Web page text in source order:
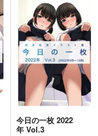
黒白のアヴェスター 4
神座万象・第十四機
関
専売 3,144 円（税込）
オリジナル
サンプル
今日の一枚 2022
年 Vol.3